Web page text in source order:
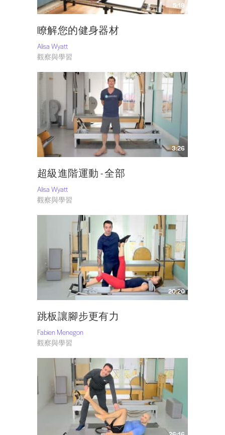
5:18
瞭解您的健身器材
Alisa Wyatt
觀察與學習
3:26
超級進階運動 - 全部
Alisa Wyatt
觀察與學習
20:20
跳板讓腳步更有力
Fabien Menegon
觀察與學習